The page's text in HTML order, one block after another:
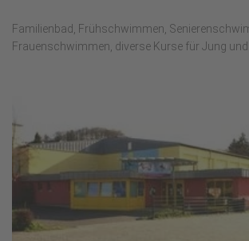
Familienbad, Frühschwimmen,
Frauenschwimmen, diverse Kurse für Jung und